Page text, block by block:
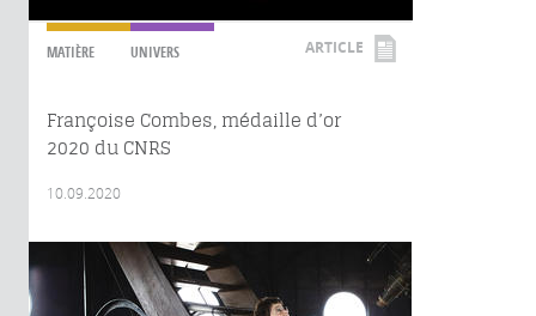
MATIÈRE UNIVERS ARTICLE
Françoise Combes, médaille d’or
2020 du CNRS
10.09.2020